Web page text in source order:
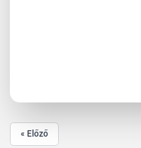
« Előző